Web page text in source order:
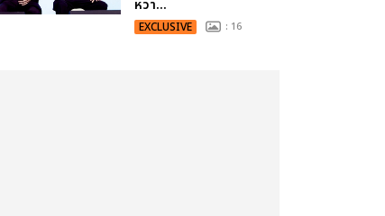
หวา...
EXCLUSIVE : 16